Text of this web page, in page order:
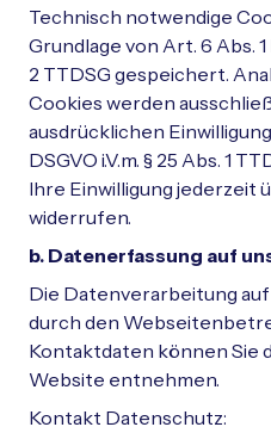
Technisch notwendige
Grundlage von Art. 6 Abs. 1
2 TTDSG gespeichert.
Cookies werden
ausdrücklichen
DSGVO i.V.m. § 25 Abs. 1
Ihre Einwilligung jederzeit
widerrufen.
b. Datenerfassung auf
Die Datenverarbeitung
durch den
Kontaktdaten können Sie
Website entnehmen.
Kontakt Datenschutz: